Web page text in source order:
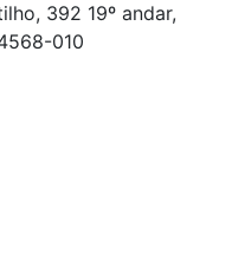
392 19º andar,
010